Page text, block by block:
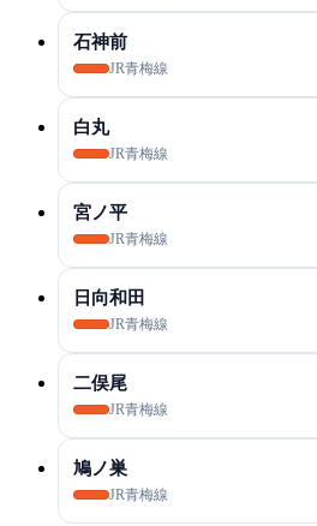
石神前
JR青梅線
白丸
JR青梅線
宮ノ平
JR青梅線
日向和田
JR青梅線
二俣尾
JR青梅線
鳩ノ巣
JR青梅線